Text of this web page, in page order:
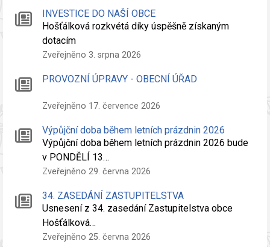
INVESTICE DO NAŠÍ OBCE
Hošťálková rozkvétá díky úspěšně získaným
dotacím
Zveřejněno 3. srpna 2026
PROVOZNÍ ÚPRAVY - OBECNÍ ÚŘAD
Zveřejněno 17. července 2026
Výpůjční doba během letních prázdnin 2026
Výpůjční doba během letních prázdnin 2026 bude
v PONDĚLÍ 13…
Zveřejněno 29. června 2026
34. ZASEDÁNÍ ZASTUPITELSTVA
Usnesení z 34. zasedání Zastupitelstva obce
Hošťálková…
Zveřejněno 25. června 2026